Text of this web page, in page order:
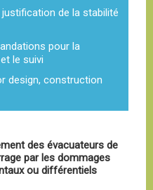
de la stabilité
pour la
le suivi
design, construction
des évacuateurs de
par les dommages
ou différentiels